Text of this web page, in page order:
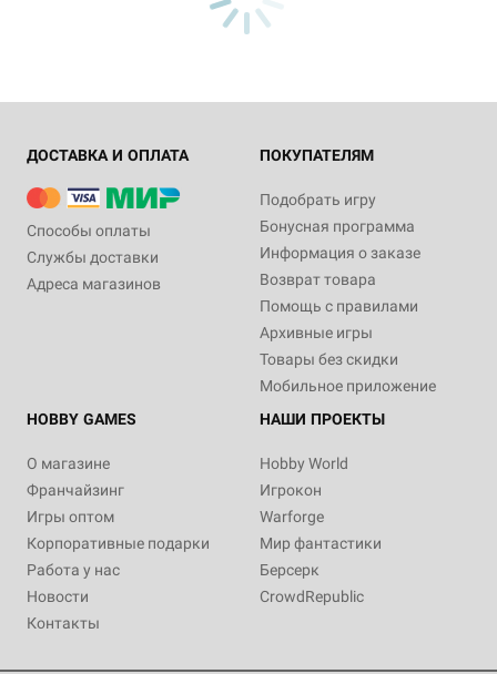
ДОСТАВКА И ОПЛАТА
Способы оплаты
Службы доставки
Адреса магазинов
ПОКУПАТЕЛЯМ
Подобрать игру
Бонусная программа
Информация о заказе
Возврат товара
Помощь с правилами
Архивные игры
Товары без скидки
Мобильное приложение
HOBBY GAMES
О магазине
Франчайзинг
Игры оптом
Корпоративные подарки
Работа у нас
Новости
Контакты
НАШИ ПРОЕКТЫ
Hobby World
Игрокон
Warforge
Мир фантастики
Берсерк
CrowdRepublic